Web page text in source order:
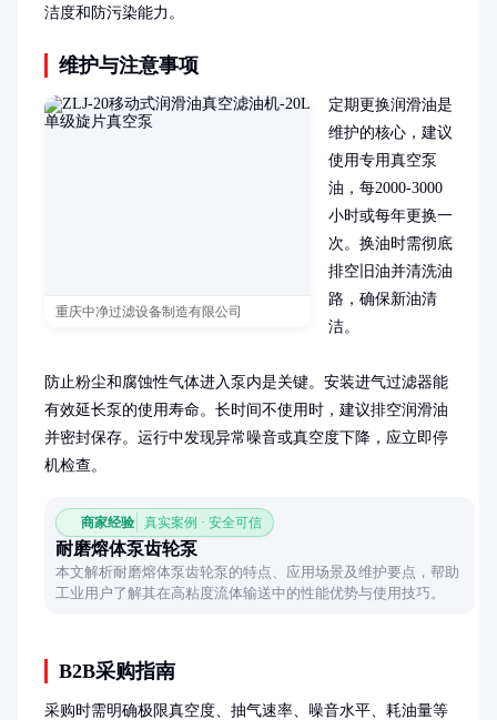
洁度和防污染能力。
维护与注意事项
重庆中净过滤设备制造有限公司
定期更换润滑油是
维护的核心，建议
使用专用真空泵
油，每2000-3000
小时或每年更换一
次。换油时需彻底
排空旧油并清洗油
路，确保新油清
洁。
防止粉尘和腐蚀性气体进入泵内是关键。安装进气过滤器能
有效延长泵的使用寿命。长时间不使用时，建议排空润滑油
并密封保存。运行中发现异常噪音或真空度下降，应立即停
机检查。
商家经验 真实案例 · 安全可信
耐磨熔体泵齿轮泵
本文解析耐磨熔体泵齿轮泵的特点、应用场景及维护要点，帮助
工业用户了解其在高粘度流体输送中的性能优势与使用技巧。
B2B采购指南
采购时需明确极限真空度、抽气速率、噪音水平、耗油量等